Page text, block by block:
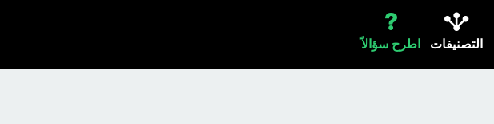
التصنيفات اطرح سؤالاً